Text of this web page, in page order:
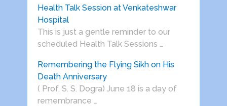
Health Talk Session at Venkateshwar
Hospital
This is just a gentle reminder to our
scheduled Health Talk Sessions …
Remembering the Flying Sikh on His
Death Anniversary
( Prof. S. S. Dogra) June 18 is a day of
remembrance …